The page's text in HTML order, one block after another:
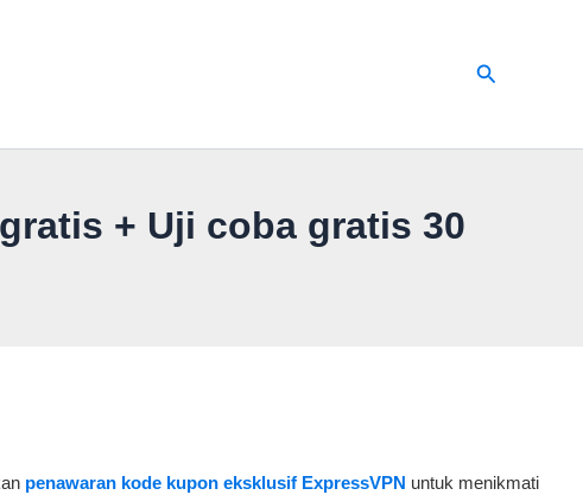
Cari
+ Uji coba gratis 30
penawaran kode kupon eksklusif ExpressVPN untuk menikmati